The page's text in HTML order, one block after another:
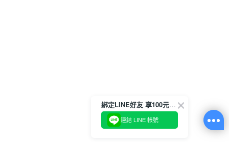
綁定LINE好友 享100元折價券
連結 LINE 帳號